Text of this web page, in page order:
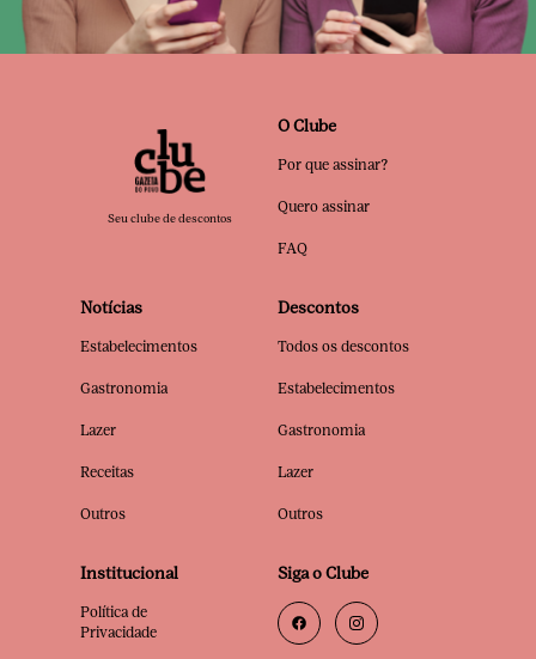
Seu clube de descontos
O Clube
Por que assinar?
Quero assinar
FAQ
Notícias
Estabelecimentos
Gastronomia
Lazer
Receitas
Outros
Descontos
Todos os descontos
Estabelecimentos
Gastronomia
Lazer
Outros
Institucional
Política de
Privacidade
Siga o Clube